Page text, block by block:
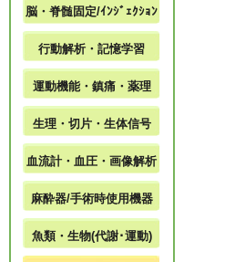
脳・脊髄固定/ｲﾝｼﾞｪｸｼｮﾝ
行動解析・記憶学習
運動機能・鎮痛・薬理
生理・切片・生体信号
血流計・血圧・画像解析
麻酔器/手術時使用機器
魚類・生物(代謝･運動)